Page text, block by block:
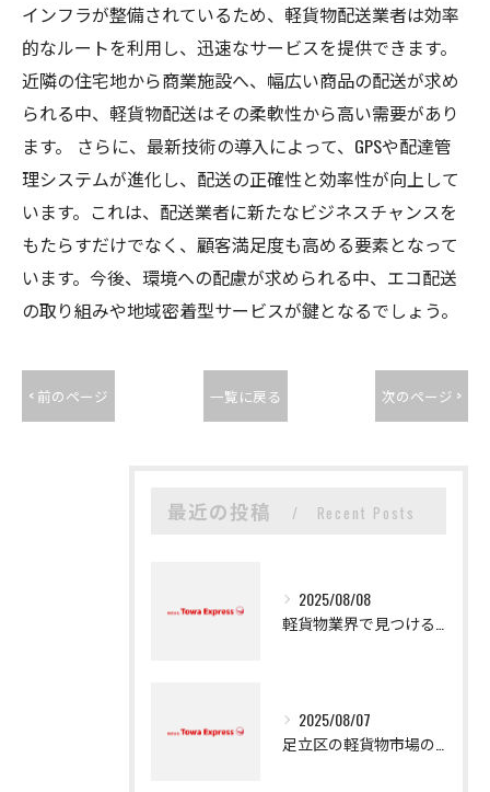
インフラが整備されているため、軽貨物配送業者は効率
的なルートを利用し、迅速なサービスを提供できます。
近隣の住宅地から商業施設へ、幅広い商品の配送が求め
られる中、軽貨物配送はその柔軟性から高い需要があり
ます。 さらに、最新技術の導入によって、GPSや配達管
理システムが進化し、配送の正確性と効率性が向上して
います。これは、配送業者に新たなビジネスチャンスを
もたらすだけでなく、顧客満足度も高める要素となって
います。今後、環境への配慮が求められる中、エコ配送
の取り組みや地域密着型サービスが鍵となるでしょう。
< 前のページ 一覧に戻る 次のページ >
最近の投稿 Recent Posts
2025/08/08
2025/08/07